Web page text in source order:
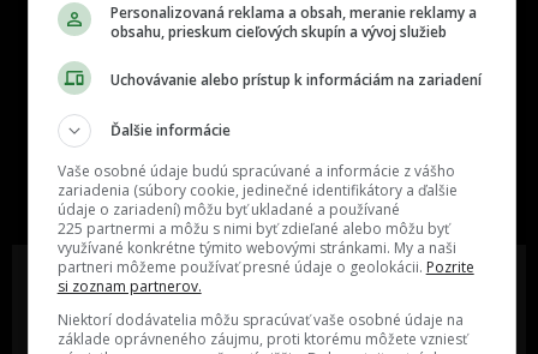
slovenskom internete, next time
najzabávnejšie miesto na svete
Oslov reklamou viac ako milión
Vieš o niečom zaujímavom alebo
Personalizovaná reklama a obsah, meranie reklamy a
obsahu, prieskum cieľových skupín a vývoj služieb
Uchovávanie alebo prístup k informáciám na zariadení
Ďalšie informácie
Vaše osobné údaje budú spracúvané a informácie z vášho
zariadenia (súbory cookie, jedinečné identifikátory a ďalšie
údaje o zariadení) môžu byť ukladané a používané
225 partnermi a môžu s nimi byť zdieľané alebo môžu byť
využívané konkrétne týmito webovými stránkami. My a naši
partneri môžeme používať presné údaje o geolokácii. Pozrite
si zoznam partnerov.
Niektorí dodávatelia môžu spracúvať vaše osobné údaje na
základe oprávneného záujmu, proti ktorému môžete vzniesť